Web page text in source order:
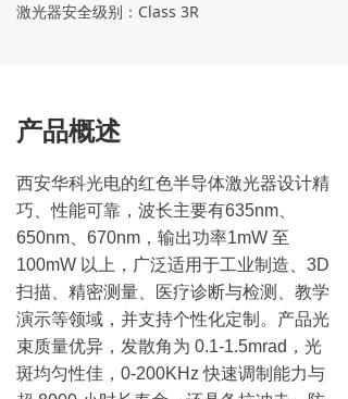
产品概述
西安华科光电的红色半导体激光器设计精
巧、性能可靠，波长主要有635nm、
650nm、670nm，输出功率1mW 至
100mW 以上，广泛适用于工业制造、3D
扫描、精密测量、医疗诊断与检测、教学
演示等领域，并支持个性化定制。产品光
束质量优异，发散角为 0.1-1.5mrad，光
斑均匀性佳，0-200KHz 快速调制能力与
激光器安全级别：Class 3R